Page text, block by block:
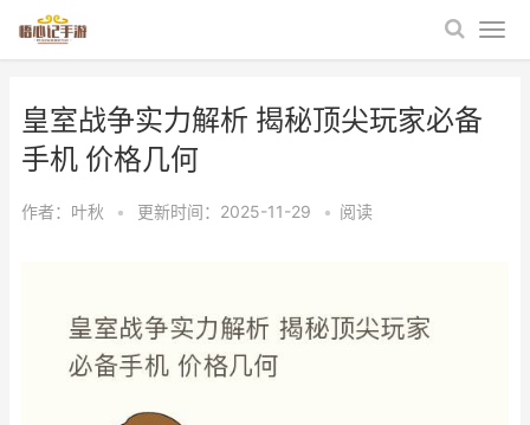
皇室战争实力解析 揭秘顶尖玩家必备
手机 价格几何
作者： 叶秋 • 更新时间：2025-11-29 • 阅读